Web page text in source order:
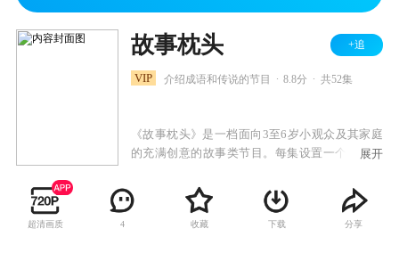
故事枕头 +追
VIP 介绍成语和传说的节目 8.8分 共52集
《故事枕头》是一档面向3至6岁小观众及其家庭
的充满创意的故事类节目。每集设置一个主题，
本集主题，借助视频短片、图片、文字注解等方
式将本集主题作详尽解释和描述，让小观众在轻
松的方式中学到知识。
展开
超清画质 4 收藏 下载 分享